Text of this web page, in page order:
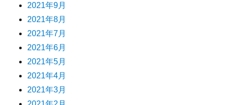
2021年9月
2021年8月
2021年7月
2021年6月
2021年5月
2021年4月
2021年3月